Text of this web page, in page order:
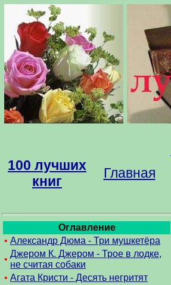
100 лучших
книг
Главная
Оглавление
• Александр Дюма - Три мушкетёра
•
Джером К. Джером - Трое в лодке,
не считая собаки
• Агата Кристи - Десять негритят